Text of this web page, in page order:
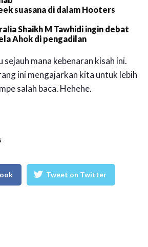
suasana di dalam Hooters
Shaikh M Tawhidi ingin debat
Ahok di pengadilan
mana kebenaran kisah ini.
ini mengajarkan kita untuk lebih
salah baca. Hehehe.
Tweet on Twitter